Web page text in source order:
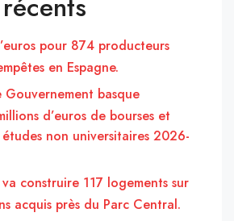
pour 874 producteurs
en Espagne.
Gouvernement basque
d’euros de bourses et
non universitaires 2026-
construire 117 logements sur
acquis près du Parc Central.